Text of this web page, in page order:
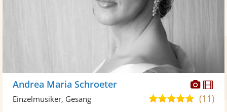
Andrea Maria Schroeter
4,8(11)
Einzelmusiker, Gesang